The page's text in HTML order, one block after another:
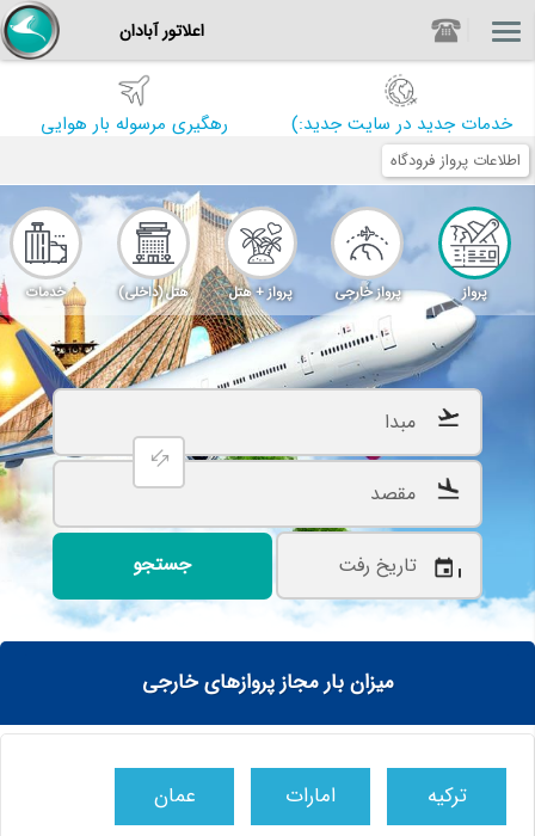
اعلاتور آبادان
خدمات جدید در سایت جدید:) رهگیری مرسوله بار هوایی
اطلاعات پرواز فرودگاه
پرواز پرواز خارجی پرواز + هتل هتل (داخلی)
خدمات
فرودگاهی
نمایش کمترین نرخ در صورت
جستجو
میزان بار مجاز پروازهای خارجی